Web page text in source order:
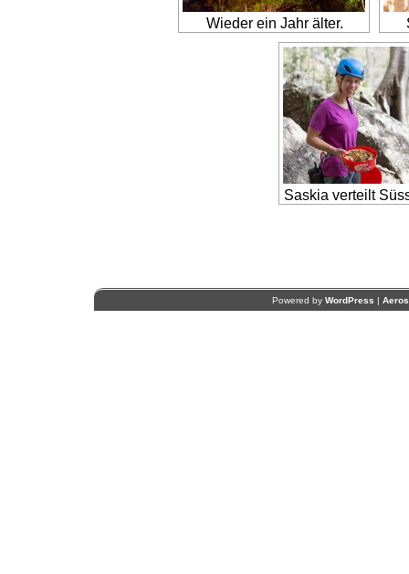
Wieder ein Jahr älter.
Saskia verteilt
Powered by WordPress |